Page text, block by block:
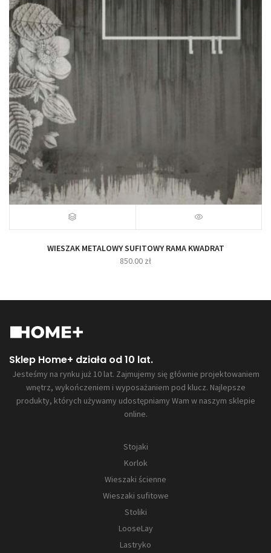
WIESZAK METALOWY SUFITOWY RAMA KWADRAT
850.00 zł
Sklep Home+ działa od 10 lat.
Jesteśmy na rynku już 10 lat. Zajmujemy się głównie projektowaniem
wnętrz, wykończeniem i wyposażaniem pod klucz. Najlepsze
produkty, których używamy udostępniamy Wam w naszym sklepie
online.
Stojaki
Korlok
Wieszaki ścienne
Wieszaki sufitowe
Stoliki
LooseLay
Lastryko